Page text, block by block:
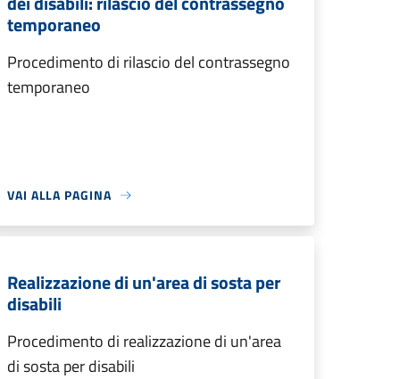
temporaneo
Procedimento di rilascio del contrassegno
temporaneo
VAI ALLA PAGINA
Realizzazione di un'area di sosta per
disabili
Procedimento di realizzazione di un'area
di sosta per disabili